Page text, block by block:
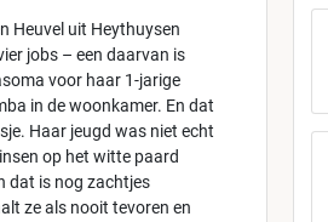
Heuvel uit Heythuysen
jobs – een daarvan is
voor haar 1-jarige
in de woonkamer. En dat
Haar jeugd was niet echt
op het witte paard
dat is nog zachtjes
ze als nooit tevoren en